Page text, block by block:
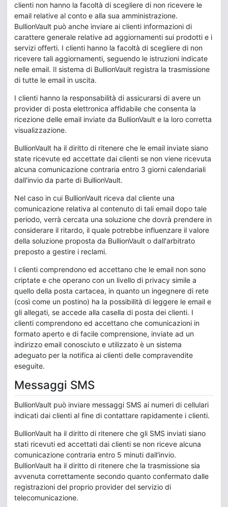
clienti non hanno la facoltà di scegliere di non ricevere le
email relative al conto e alla sua amministrazione.
BullionVault può anche inviare ai clienti informazioni di
carattere generale relative ad aggiornamenti sui prodotti e i
servizi offerti. I clienti hanno la facoltà di scegliere di non
ricevere tali aggiornamenti, seguendo le istruzioni indicate
nelle email. Il sistema di BullionVault registra la trasmissione
di tutte le email in uscita.
I clienti hanno la responsabilità di assicurarsi di avere un
provider di posta elettronica affidabile che consenta la
ricezione delle email inviate da BullionVault e la loro corretta
visualizzazione.
BullionVault ha il diritto di ritenere che le email inviate siano
state ricevute ed accettate dai clienti se non viene ricevuta
alcuna comunicazione contraria entro 3 giorni calendariali
dall'invio da parte di BullionVault.
Nel caso in cui BullionVault riceva dal cliente una
comunicazione relativa al contenuto di tali email dopo tale
periodo, verrà cercata una soluzione che dovrà prendere in
considerare il ritardo, il quale potrebbe influenzare il valore
della soluzione proposta da BullionVault o dall'arbitrato
preposto a gestire i reclami.
I clienti comprendono ed accettano che le email non sono
criptate e che operano con un livello di privacy simile a
quello della posta cartacea, in quanto un ingegnere di rete
(così come un postino) ha la possibilità di leggere le email e
gli allegati, se accede alla casella di posta dei clienti. I
clienti comprendono ed accettano che comunicazioni in
formato aperto e di facile comprensione, inviate ad un
indirizzo email conosciuto e utilizzato è un sistema
adeguato per la notifica ai clienti delle compravendite
eseguite.
Messaggi SMS
BullionVault può inviare messaggi SMS ai numeri di cellulari
indicati dai clienti al fine di contattare rapidamente i clienti.
BullionVault ha il diritto di ritenere che gli SMS inviati siano
stati ricevuti ed accettati dai clienti se non riceve alcuna
comunicazione contraria entro 5 minuti dall'invio.
BullionVault ha il diritto di ritenere che la trasmissione sia
avvenuta correttamente secondo quanto confermato dalle
registrazioni del proprio provider del servizio di
telecomunicazione.